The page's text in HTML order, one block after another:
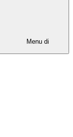
Menu di